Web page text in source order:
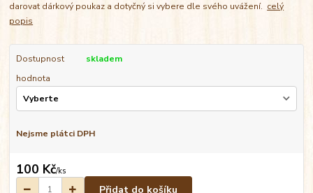
darovat dárkový poukaz a dotyčný si vybere dle svého uvážení. celý
popis
Dostupnost
skladem
hodnota
Nejsme plátci DPH
100 Kč/ks
Přidat do košíku